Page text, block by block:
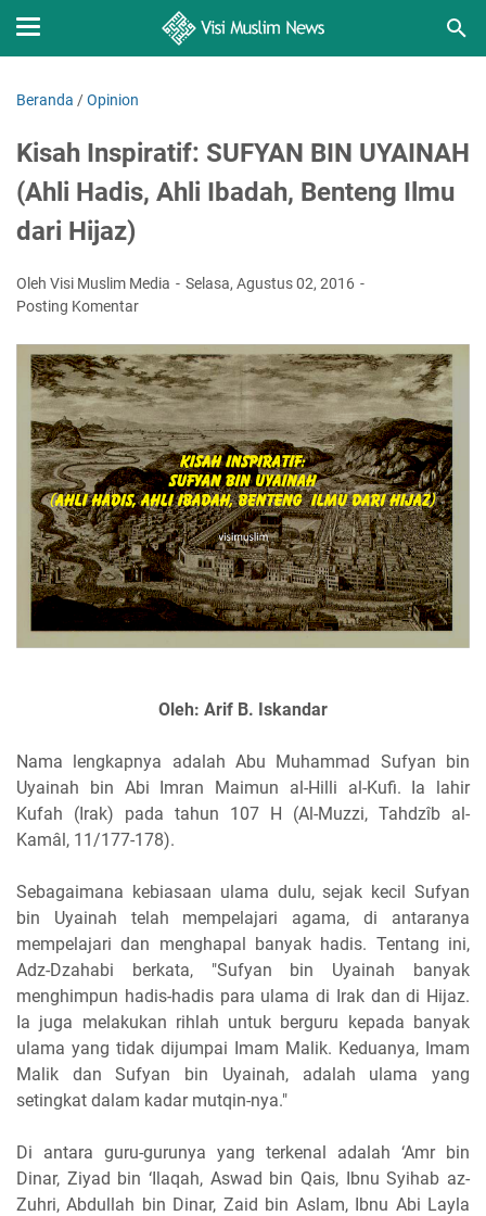
Beranda /Opinion
Kisah Inspiratif: SUFYAN BIN UYAINAH
(Ahli Hadis, Ahli Ibadah, Benteng Ilmu
dari Hijaz)
Oleh Visi Muslim Media
Selasa, Agustus 02, 2016
Posting Komentar
Oleh: Arif B. Iskandar
Nama lengkapnya adalah Abu Muhammad Sufyan bin
Uyainah bin Abi Imran Maimun al-Hilli al-Kufi. Ia lahir
Kufah (Irak) pada tahun 107 H (Al-Muzzi, Tahdzîb al-
Kamâl, 11/177-178).
Sebagaimana kebiasaan ulama dulu, sejak kecil Sufyan
bin Uyainah telah mempelajari agama, di antaranya
mempelajari dan menghapal banyak hadis. Tentang ini,
Adz-Dzahabi berkata, "Sufyan bin Uyainah banyak
menghimpun hadis-hadis para ulama di Irak dan di Hijaz.
Ia juga melakukan rihlah untuk berguru kepada banyak
ulama yang tidak dijumpai Imam Malik. Keduanya, Imam
Malik dan Sufyan bin Uyainah, adalah ulama yang
setingkat dalam kadar mutqin-nya."
Di antara guru-gurunya yang terkenal adalah ‘Amr bin
Dinar, Ziyad bin ‘Ilaqah, Aswad bin Qais, Ibnu Syihab az-
Zuhri, Abdullah bin Dinar, Zaid bin Aslam, Ibnu Abi Layla